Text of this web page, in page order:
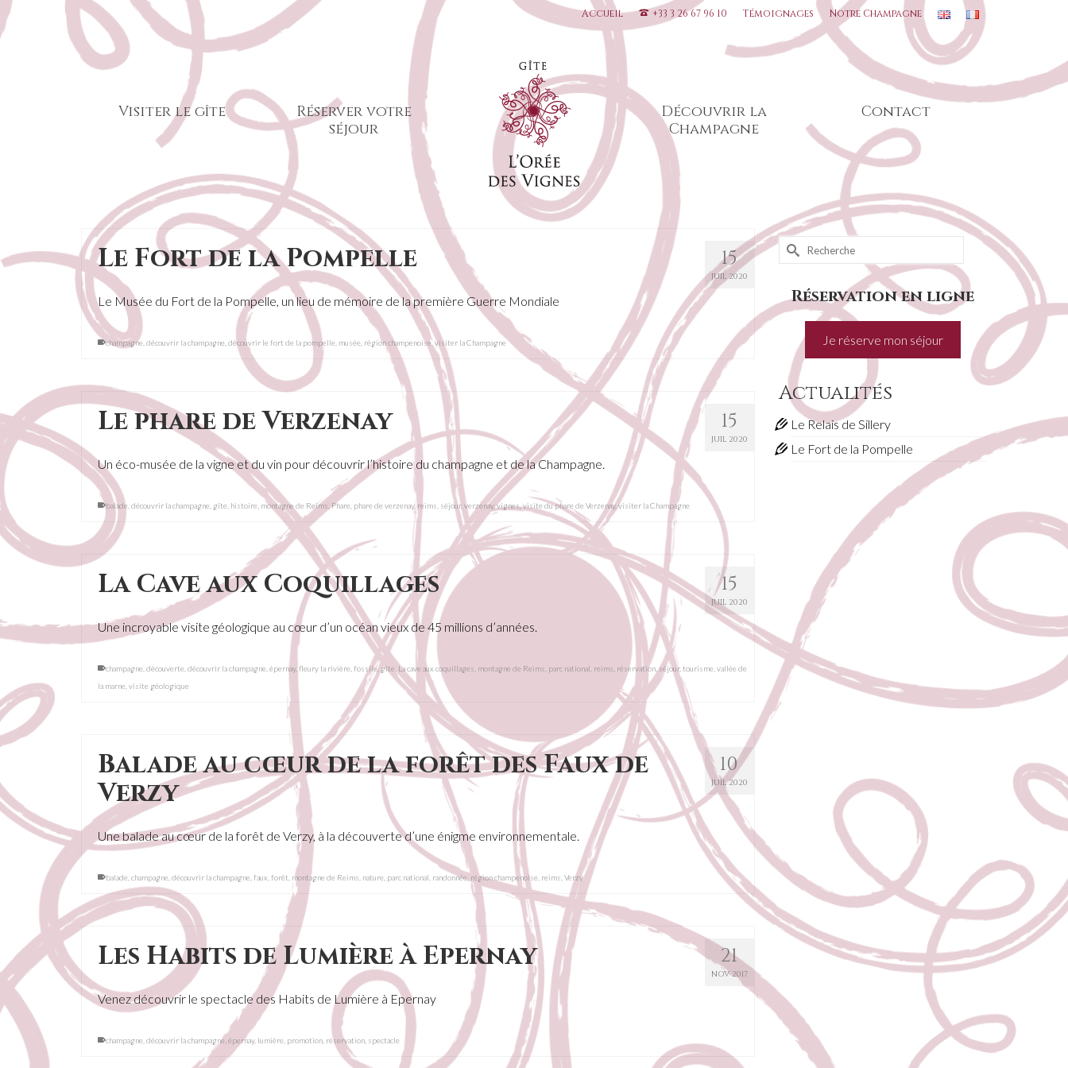
Accueil +33 3 26 67 96 10 Témoignages Notre Champagne
Visiter le gîte
Réserver votre
séjour
Découvrir la
Champagne
Contact
15
JUIL 2020
Le Fort de la Pompelle
Le Musée du Fort de la Pompelle, un lieu de mémoire de la première Guerre Mondiale
champagne découvrir la champagne découvrir le fort de la pompelle musée région champenoise, visiter la Champagne
15
JUIL 2020
Le phare de Verzenay
Un éco-musée de la vigne et du vin pour découvrir l’histoire du champagne et de la Champagne.
balade découvrir la champagne gîte histoire montagne de Reims Phare phare de verzenay, reims séjour, verzenay,vignes,visite du phare de Verzenay, visiter la Champagne
15
JUIL 2020
La Cave aux Coquillages
Une incroyable visite géologique au cœur d’un océan vieux de 45 millions d’années.
champagne découverte découvrir la champagne épernay, fleury la rivière fossile, gîte La cave aux coquillages montagne de Reims parc national reims réservation ,séjour, tourisme vallée de
la marne visite géologique
10
JUIL 2020
Balade au cœur de la forêt des Faux de
Verzy
Une balade au cœur de la forêt de Verzy, à la découverte d’une énigme environnementale.
balade champagne découvrir la champagne faux forêt montagne de Reims nature parc national randonnée région champenoise reims Verzy
21
NOV 2017
Les Habits de Lumière à Epernay
Venez découvrir le spectacle des Habits de Lumière à Epernay
champagne découvrir la champagne épernay, lumière promotion réservation spectacle
Rechercher :
Réservation en ligne
Je réserve mon séjour
Actualités
Le Relais de Sillery
Le Fort de la Pompelle